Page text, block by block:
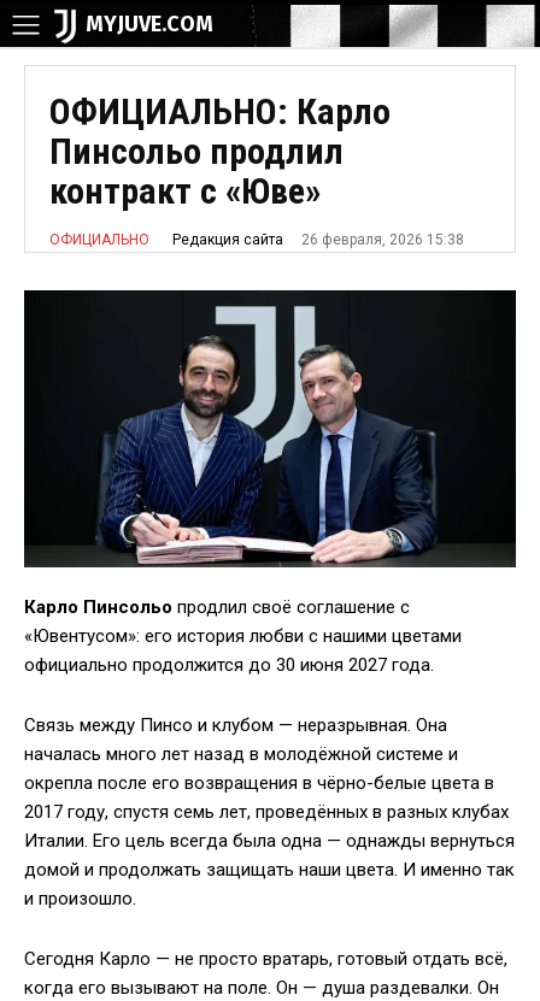
MYJUVE.COM
ОФИЦИАЛЬНО: Карло
Пинсольо продлил
контракт с «Юве»
ОФИЦИАЛЬНО Редакция сайта 26 февраля, 2026 15:38
Карло Пинсольо продлил своё соглашение с
«Ювентусом»: его история любви с нашими цветами
официально продолжится до 30 июня 2027 года.
Связь между Пинсо и клубом — неразрывная. Она
началась много лет назад в молодёжной системе и
окрепла после его возвращения в чёрно-белые цвета в
2017 году, спустя семь лет, проведённых в разных клубах
Италии. Его цель всегда была одна — однажды вернуться
домой и продолжать защищать наши цвета. И именно так
и произошло.
Сегодня Карло — не просто вратарь, готовый отдать всё,
когда его вызывают на поле. Он — душа раздевалки. Он